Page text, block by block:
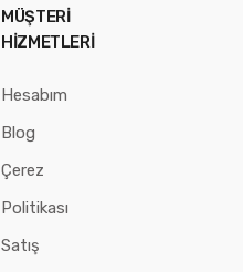
MÜŞTERI
HIZMETLERI
Hesabım
Blog
Çerez
Politikası
Satış